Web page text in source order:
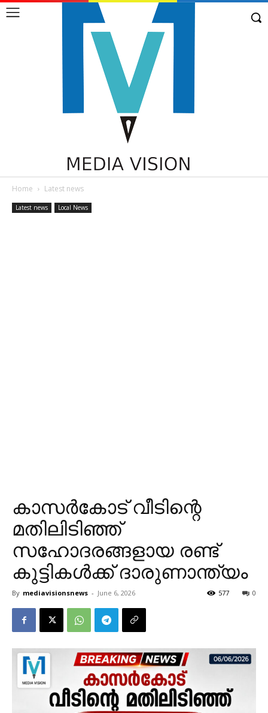
Home Latest news
Latest news Local News
കാസര്‍കോട് വീടിന്റെ
മതിലിടിഞ്ഞ്
സഹോദരങ്ങളായ രണ്ട്
കുട്ടികള്‍ക്ക് ദാരുണാന്ത്യം
By mediavisionsnews - June 6, 2026 0
577